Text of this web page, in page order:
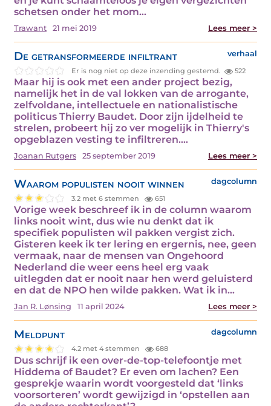
schetsen onder het mom…
Trawant 21 mei 2019 Lees meer >
De getransformeerde infiltrant verhaal
Er is nog niet op deze inzending gestemd. 522
Maar hij is ook met een ander project bezig,
namelijk het in de val lokken van de arrogante,
zelfvoldane, intellectuele en nationalistische
politicus Thierry Baudet. Door zijn ijdelheid te
strelen, probeert hij zo ver mogelijk in Thierry's
opgeblazen vesting te infiltreren.…
Joanan Rutgers 25 september 2019 Lees meer >
Waarom populisten nooit winnen dagcolumn
3.2 met 6 stemmen 651
Vorige week beschreef ik in de column waarom
links nooit wint, dus wie nu denkt dat ik
specifiek populisten wil pakken vergist zich.
Gisteren keek ik ter lering en ergernis, nee, geen
vermaak, naar de mensen van Ongehoord
Nederland die weer eens heel erg vaak
uitlegden dat er nooit naar hen werd geluisterd
en dat de NPO hen wilde pakken. Wat ik in…
Jan R. Lønsing 11 april 2024 Lees meer >
Meldpunt dagcolumn
4.2 met 4 stemmen 688
Dus schrijf ik een over-de-top-telefoontje met
Hiddema of Baudet? Er even om lachen? Een
gesprekje waarin wordt voorgesteld dat ‘links
voorsorteren’ wordt gewijzigd in ‘opstellen aan